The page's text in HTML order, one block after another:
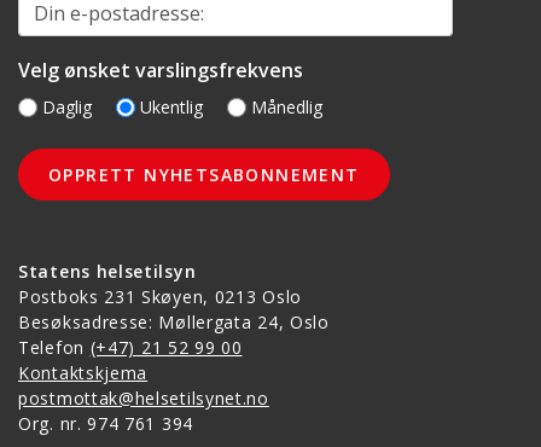
Statens helsetilsyn
Postboks 231 Skøyen, 0213 Oslo
Besøksadresse: Møllergata 24, Oslo
Telefon (+47) 21 52 99 00
Kontaktskjema
postmottak@helsetilsynet.no
Org. nr. 974 761 394
Velg ønsket varslingsfrekvens
Daglig Ukentlig Månedlig